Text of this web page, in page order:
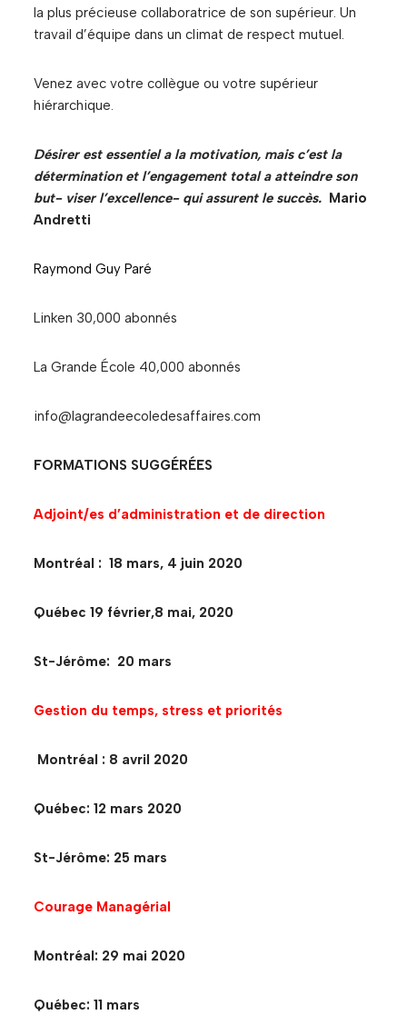
la plus précieuse collaboratrice de son supérieur. Un
travail d’équipe dans un climat de respect mutuel.
Venez avec votre collègue ou votre supérieur
hiérarchique.
Désirer est essentiel a la motivation, mais c’est la
détermination et l’engagement total a atteindre son
but- viser l’excellence- qui assurent le succès. Mario
Andretti
Raymond Guy Paré
Linken 30,000 abonnés
La Grande École 40,000 abonnés
info@lagrandeecoledesaffaires.com
FORMATIONS SUGGÉRÉES
Adjoint/es d’administration et de direction
Montréal : 18 mars, 4 juin 2020
Québec 19 février,8 mai, 2020
St-Jérôme: 20 mars
Gestion du temps, stress et priorités
Montréal : 8 avril 2020
Québec: 12 mars 2020
St-Jérôme: 25 mars
Courage Managérial
Montréal: 29 mai 2020
Québec: 11 mars